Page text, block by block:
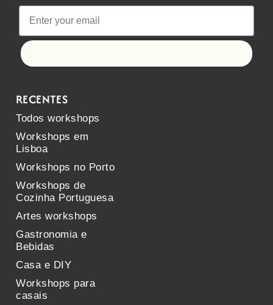
RECENTES
Todos workshops
Workshops em
Lisboa
Workshops no Porto
Workshops de
Cozinha Portuguesa
Artes workshops
Gastronomia e
Bebidas
Casa e DIY
Workshops para
casais